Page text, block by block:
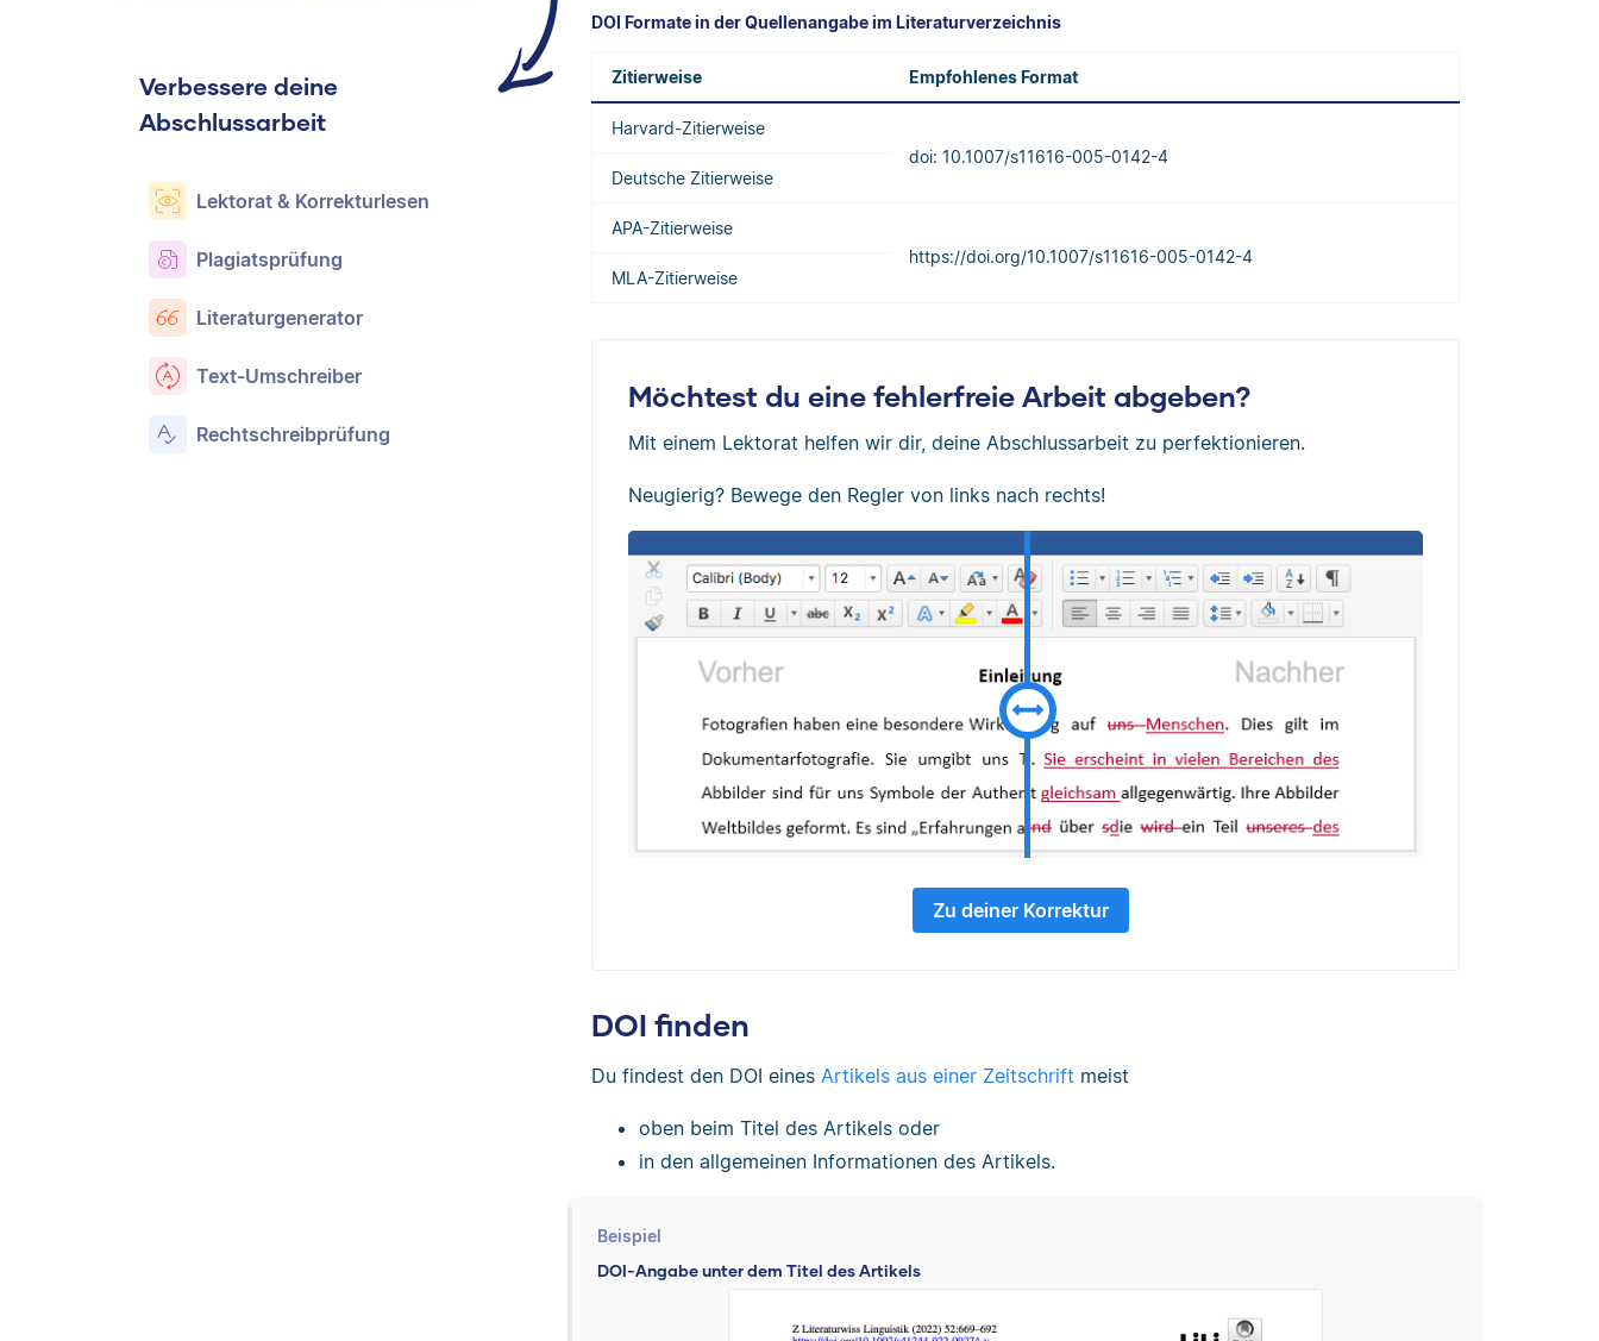
Verbessere deine
Abschlussarbeit
Lektorat & Korrekturlesen
Plagiatsprüfung
Literaturgenerator
Text-Umschreiber
Rechtschreibprüfung
DOI Formate in der Quellenangabe im Literaturverzeichnis
Zitierweise Empfohlenes Format
Harvard-Zitierweise
doi: 10.1007/s11616-005-0142-4
Deutsche Zitierweise
APA-Zitierweise
https://doi.org/10.1007/s11616-005-0142-4
MLA-Zitierweise
Möchtest du eine fehlerfreie Arbeit abgeben?
Mit einem Lektorat helfen wir dir, deine Abschlussarbeit zu perfektionieren.
Neugierig? Bewege den Regler von links nach rechts!
Zu deiner Korrektur
DOI finden
Du findest den DOI eines Artikels aus einer Zeitschrift meist
oben beim Titel des Artikels oder
in den allgemeinen Informationen des Artikels.
Beispiel
DOI-Angabe unter dem Titel des Artikels